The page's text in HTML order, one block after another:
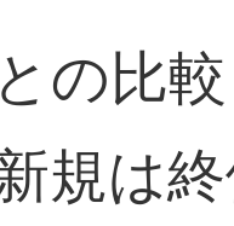
との比
規は